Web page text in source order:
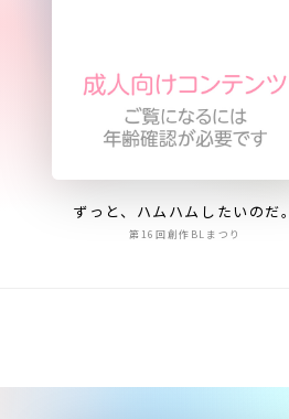
ずっと、ハムハムしたいのだ。
第16回創作BLまつり